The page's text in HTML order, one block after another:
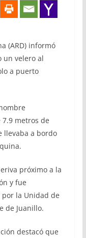
(ARD) informó
un velero al
a puerto
7.9 metros de
llevaba a bordo
próximo a la
y fue
la Unidad de
de Juanillo.
destacó que